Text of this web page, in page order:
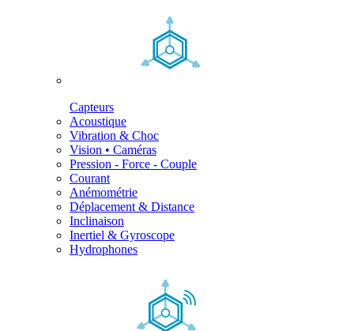
Capteurs
Acoustique
Vibration & Choc
Vision • Caméras
Pression - Force - Couple
Courant
Anémométrie
Déplacement & Distance
Inclinaison
Inertiel & Gyroscope
Hydrophones